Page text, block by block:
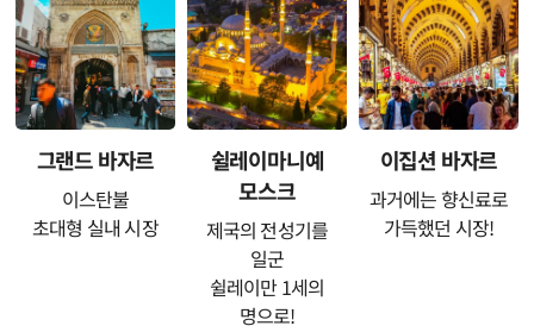
그랜드 바자르
이스탄불
초대형 실내 시장
쉴레이마니예
모스크
제국의 전성기를
일군
쉴레이만 1세의
명으로!
이집션 바자르
과거에는 향신료로
가득했던 시장!